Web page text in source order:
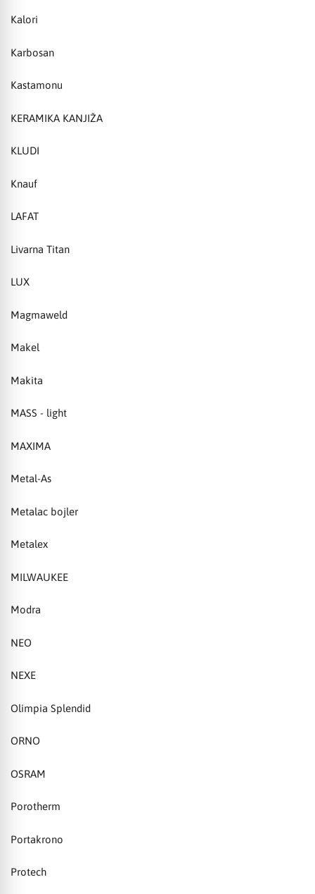
Kalori
Karbosan
Kastamonu
KERAMIKA KANJIŽA
KLUDI
Knauf
LAFAT
Livarna Titan
LUX
Magmaweld
Makel
Makita
MASS - light
MAXIMA
Metal-As
Metalac bojler
Metalex
MILWAUKEE
Modra
NEO
NEXE
Olimpia Splendid
ORNO
OSRAM
Porotherm
Portakrono
Protech